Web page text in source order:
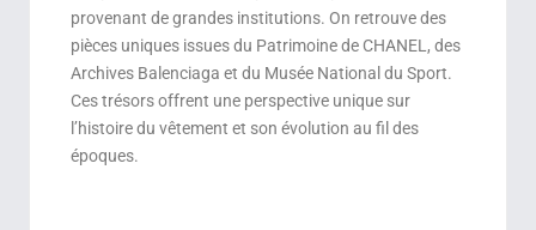
provenant de grandes institutions. On retrouve des
pièces uniques issues du Patrimoine de CHANEL, des
Archives Balenciaga et du Musée National du Sport.
Ces trésors offrent une perspective unique sur
l’histoire du vêtement et son évolution au fil des
époques.